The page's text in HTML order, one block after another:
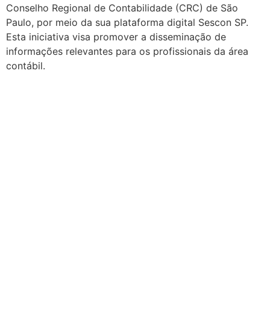
Conselho Regional de Contabilidade (CRC) de São
Paulo, por meio da sua plataforma digital Sescon SP.
Esta iniciativa visa promover a disseminação de
informações relevantes para os profissionais da área
contábil.